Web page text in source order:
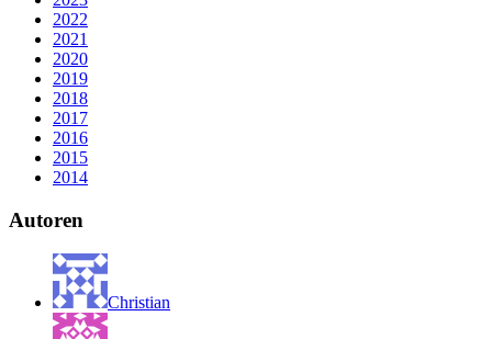
2022
2021
2020
2019
2018
2017
2016
2015
2014
Autoren
Christian